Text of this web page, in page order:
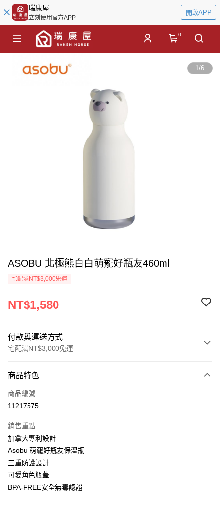
瑞康屋
立刻使用官方APP
開啟APP
0
1/6
ASOBU 北極熊白白萌寵好瓶友460ml
宅配滿NT$3,000免運
NT$1,580
付款與運送方式
宅配滿NT$3,000免運
信用卡一次付款
信用卡分期付款
合作金庫商業銀行
華南商業銀行
上海商業儲蓄銀行
國泰世華商業銀行
臺灣中小企業銀行
匯豐（台灣）商業銀行
聯邦商業銀行
LINE Pay
Apple Pay
悠遊付
AFTEE先享後付
商品特色
商品編號
11217575
銷售重點
加拿大專利設計
Asobu 萌寵好瓶友保溫瓶
三重防護設計
可愛角色瓶蓋
BPA-FREE安全無毒認證